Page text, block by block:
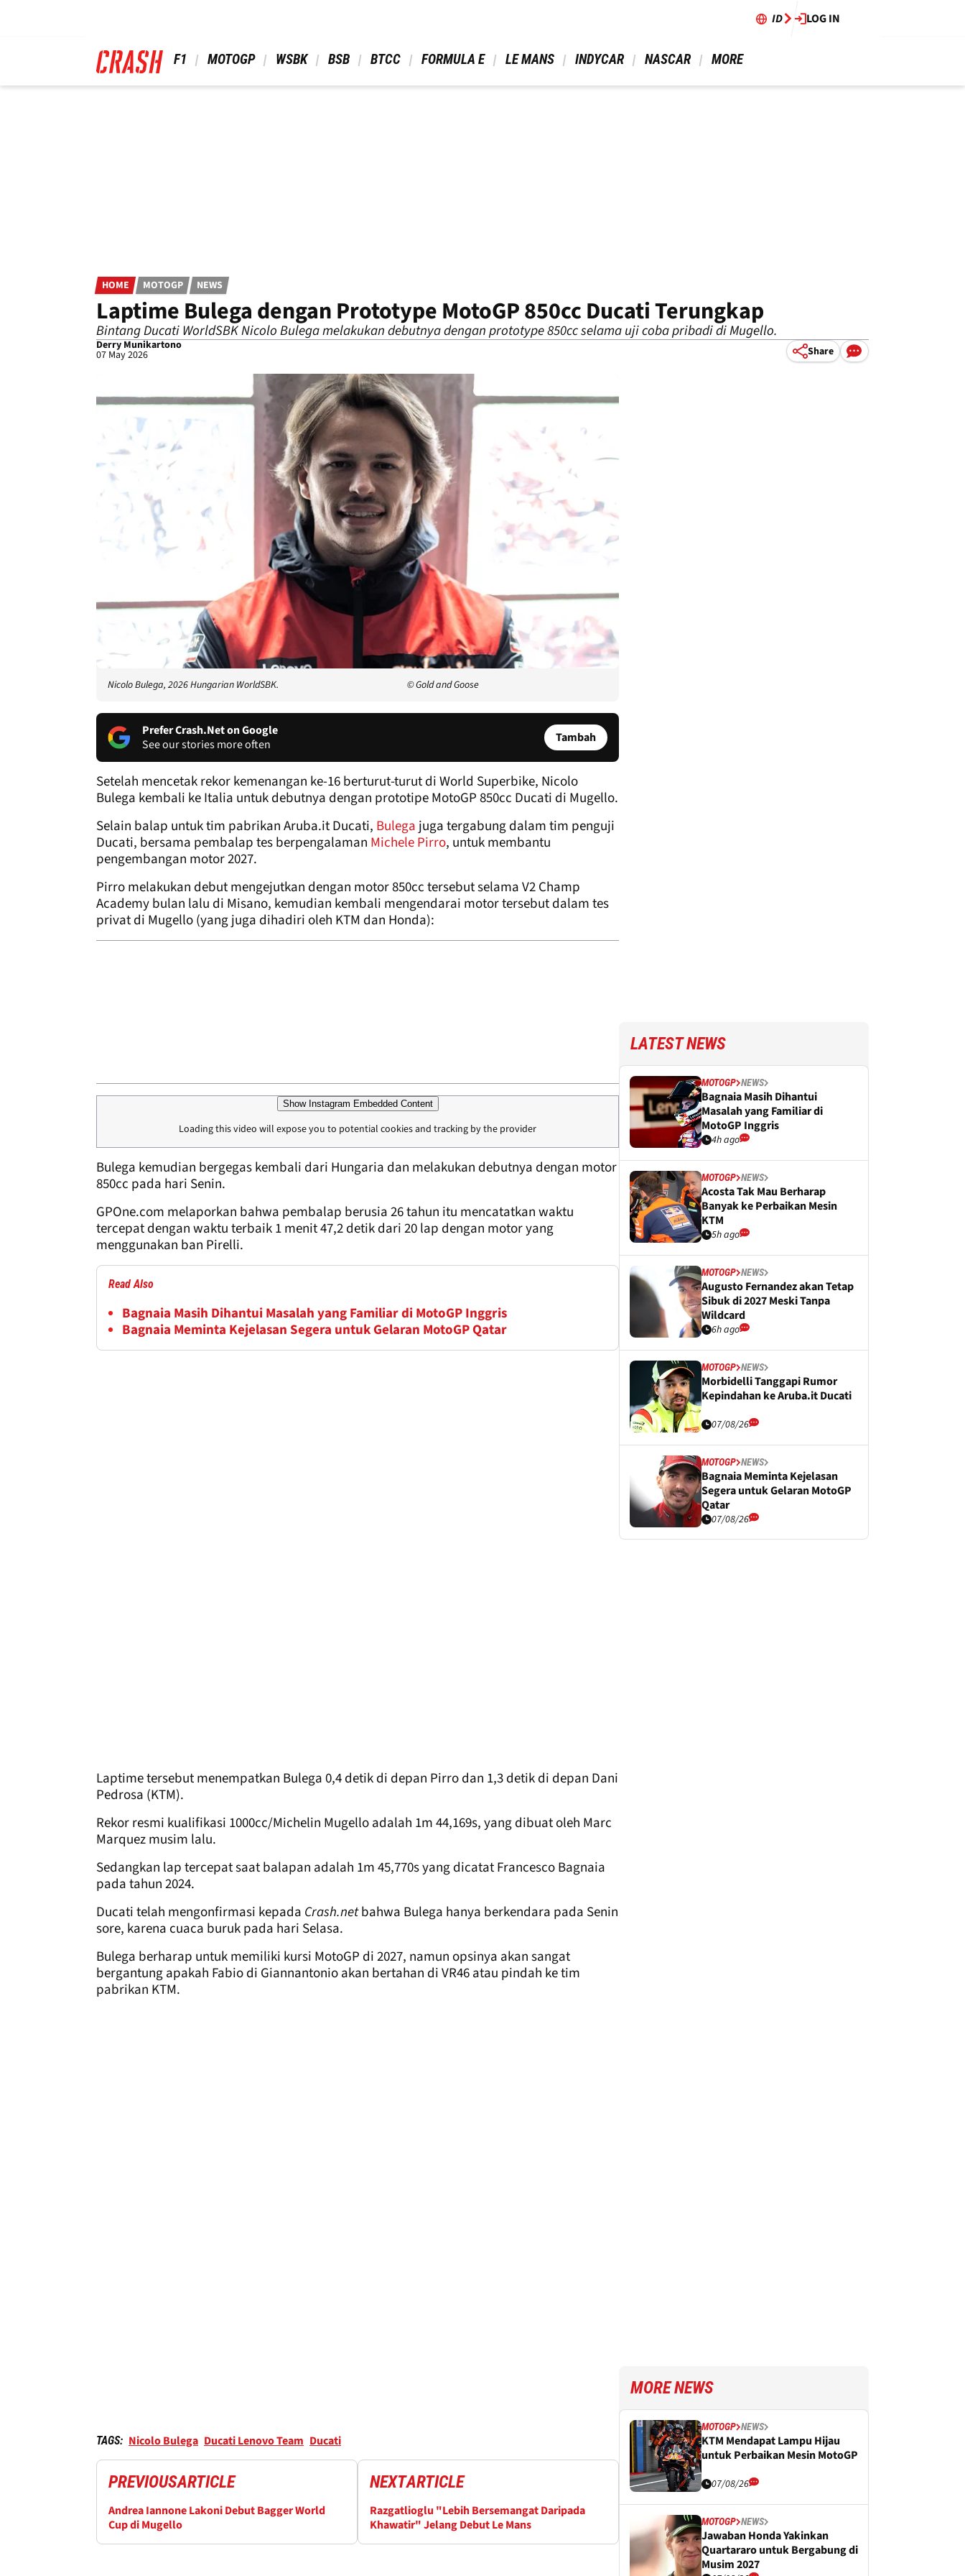
ID LOG IN
F1 MOTOGP WSBK BSB BTCC FORMULA E LE MANS INDYCAR NASCAR MORE
HOME MOTOGP NEWS
Laptime Bulega dengan Prototype MotoGP 850cc Ducati Terungkap
Bintang Ducati WorldSBK Nicolo Bulega melakukan debutnya dengan prototype 850cc selama uji coba pribadi di Mugello.
Derry Munikartono
07 May 2026 Share
Nicolo Bulega, 2026 Hungarian WorldSBK. © Gold and Goose
Prefer Crash.Net on Google
See our stories more often
Tambah
Setelah mencetak rekor kemenangan ke-16 berturut-turut di World Superbike, Nicolo
Bulega kembali ke Italia untuk debutnya dengan prototipe MotoGP 850cc Ducati di Mugello.
Selain balap untuk tim pabrikan Aruba.it Ducati, Bulega juga tergabung dalam tim penguji
Ducati, bersama pembalap tes berpengalaman Michele Pirro, untuk membantu
pengembangan motor 2027.
Pirro melakukan debut mengejutkan dengan motor 850cc tersebut selama V2 Champ
Academy bulan lalu di Misano, kemudian kembali mengendarai motor tersebut dalam tes
privat di Mugello (yang juga dihadiri oleh KTM dan Honda):
Show Instagram Embedded Content
Loading this video will expose you to potential cookies and tracking by the provider
Bulega kemudian bergegas kembali dari Hungaria dan melakukan debutnya dengan motor
850cc pada hari Senin.
GPOne.com melaporkan bahwa pembalap berusia 26 tahun itu mencatatkan waktu
tercepat dengan waktu terbaik 1 menit 47,2 detik dari 20 lap dengan motor yang
menggunakan ban Pirelli.
Read Also
Bagnaia Masih Dihantui Masalah yang Familiar di MotoGP Inggris
Bagnaia Meminta Kejelasan Segera untuk Gelaran MotoGP Qatar
Laptime tersebut menempatkan Bulega 0,4 detik di depan Pirro dan 1,3 detik di depan Dani
Pedrosa (KTM).
Rekor resmi kualifikasi 1000cc/Michelin Mugello adalah 1m 44,169s, yang dibuat oleh Marc
Marquez musim lalu.
Sedangkan lap tercepat saat balapan adalah 1m 45,770s yang dicatat Francesco Bagnaia
pada tahun 2024.
Ducati telah mengonfirmasi kepada Crash.netbahwa Bulega hanya berkendara pada Senin
sore, karena cuaca buruk pada hari Selasa.
Bulega berharap untuk memiliki kursi MotoGP di 2027, namun opsinya akan sangat
bergantung apakah Fabio di Giannantonio akan bertahan di VR46 atau pindah ke tim
pabrikan KTM.
TAGS: Nicolo Bulega Ducati Lenovo Team Ducati
PREVIOUSARTICLE
Andrea Iannone Lakoni Debut Bagger World
Cup di Mugello
NEXTARTICLE
Razgatlioglu "Lebih Bersemangat Daripada
Khawatir" Jelang Debut Le Mans
LATEST NEWS
MOTOGP NEWS
Bagnaia Masih Dihantui
Masalah yang Familiar di
MotoGP Inggris
4h ago
MOTOGP NEWS
Acosta Tak Mau Berharap
Banyak ke Perbaikan Mesin
KTM
5h ago
MOTOGP NEWS
Augusto Fernandez akan Tetap
Sibuk di 2027 Meski Tanpa
Wildcard
6h ago
MOTOGP NEWS
Morbidelli Tanggapi Rumor
Kepindahan ke Aruba.it Ducati
07/08/26
MOTOGP NEWS
Bagnaia Meminta Kejelasan
Segera untuk Gelaran MotoGP
Qatar
07/08/26
MORE NEWS
MOTOGP NEWS
KTM Mendapat Lampu Hijau
untuk Perbaikan Mesin MotoGP
07/08/26
MOTOGP NEWS
Jawaban Honda Yakinkan
Quartararo untuk Bergabung di
Musim 2027